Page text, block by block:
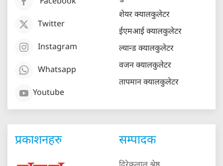
Twitter
Instagram
Whatsapp
Youtube
शेयर क्यालकुलेटर
ईएमआई क्यालकुलेटर
ल्यान्ड क्यालकुलेटर
वजन क्यालकुलेटर
तापमान क्यालकुलेटर
प्रकाशनहरु सम्पादक